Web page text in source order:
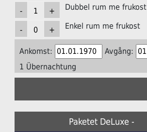
Dubbel rum me frukost
Enkel rum me frukost
Ankomst:
Avgång:
1 Übernachtung
Paketet DeLuxe -